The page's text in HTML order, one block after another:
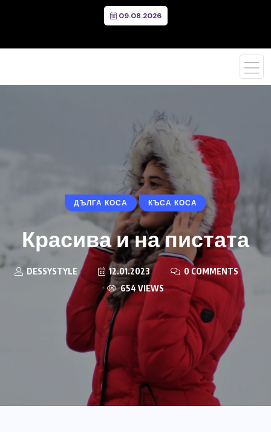
09.08.2026
ДЪЛГА КОСА КЪСА КОСА
Красива и на пистата
DESSYSTYLE 12.01.2023
0 COMMENTS
654 VIEWS